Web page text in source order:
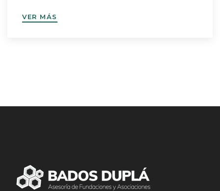
autoliquidaciones tributarias. En el actual
VER MÁS